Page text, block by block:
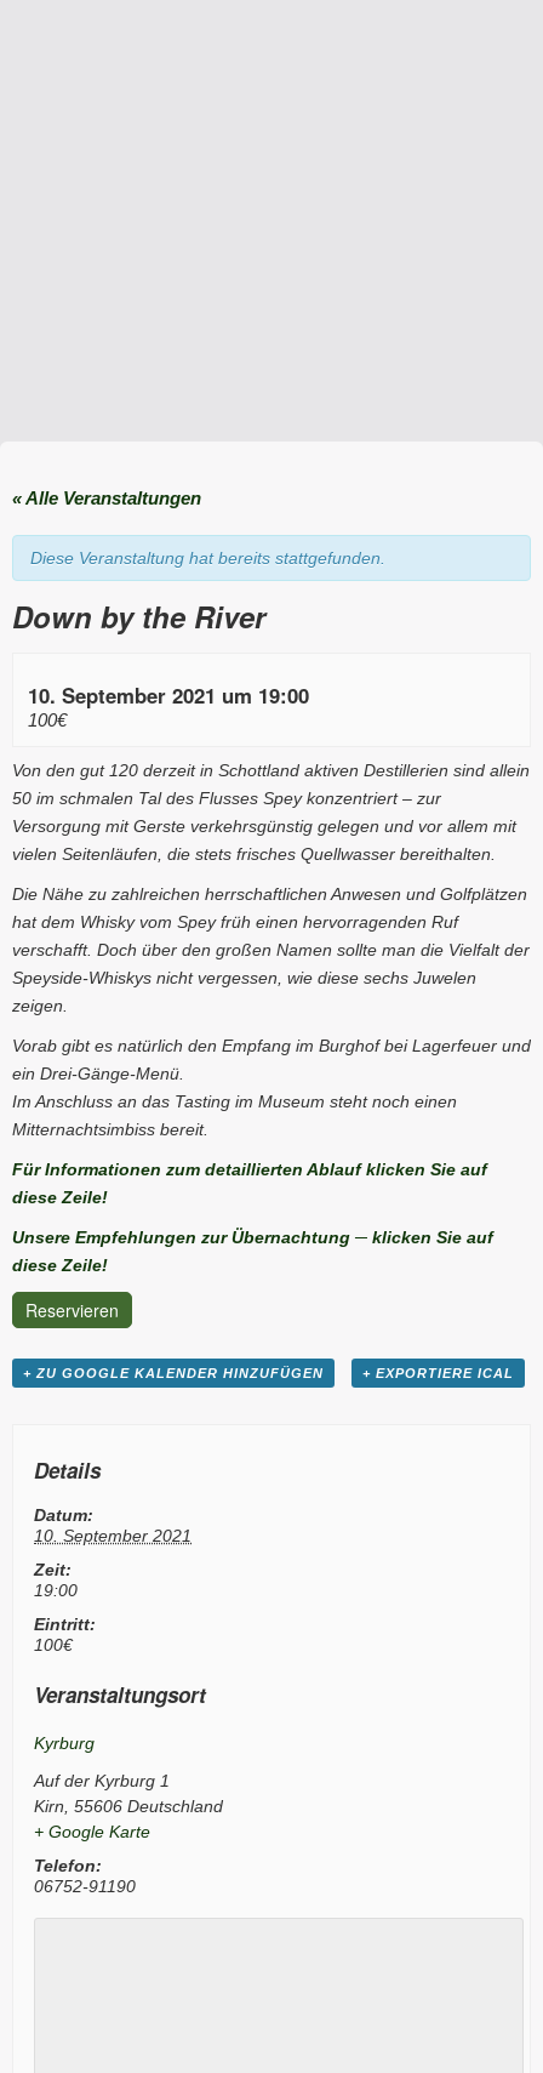
« Alle Veranstaltungen
Diese Veranstaltung hat bereits stattgefunden.
Down by the River
10. September 2021 um 19:00
100€
Von den gut 120 derzeit in Schottland aktiven Destillerien sind allein
50 im schmalen Tal des Flusses Spey konzentriert – zur
Versorgung mit Gerste verkehrsgünstig gelegen und vor allem mit
vielen Seitenläufen, die stets frisches Quellwasser bereithalten.
Die Nähe zu zahlreichen herrschaftlichen Anwesen und Golfplätzen
hat dem Whisky vom Spey früh einen hervorragenden Ruf
verschafft. Doch über den großen Namen sollte man die Vielfalt der
Speyside-Whiskys nicht vergessen, wie diese sechs Juwelen
zeigen.
Vorab gibt es natürlich den Empfang im Burghof bei Lagerfeuer und
ein Drei-Gänge-Menü.
Im Anschluss an das Tasting im Museum steht noch einen
Mitternachtsimbiss bereit.
Für Informationen zum detaillierten Ablauf klicken Sie auf
diese Zeile!
Unsere Empfehlungen zur Übernachtung ─ klicken Sie auf
diese Zeile!
Reservieren
+ ZU GOOGLE KALENDER HINZUFÜGEN + EXPORTIERE ICAL
Details
Datum:
10. September 2021
Zeit:
19:00
Eintritt:
100€
Veranstaltungsort
Kyrburg
Auf der Kyrburg 1
Kirn 55606 Deutschland
+ Google Karte
Telefon:
06752-91190